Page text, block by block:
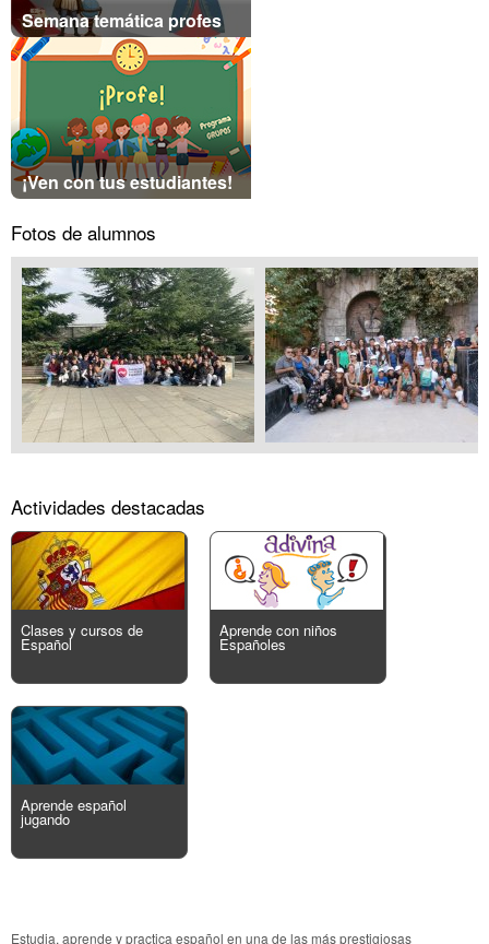
Semana temática profes
¡Ven con tus estudiantes!
Fotos de alumnos
Actividades destacadas
Clases y cursos de
Español
Aprende con niños
Españoles
Aprende español
jugando
Estudia, aprende y practica español en una de las más prestigiosas